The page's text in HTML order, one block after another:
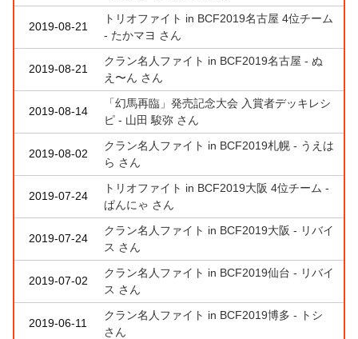
2019-08-21
トリオファイト in BCF2019名古屋 4位チーム
- たかマヨ さん
2019-08-21
クラン名人ファイト in BCF2019名古屋 - ぬ
え〜ん さん
2019-08-14
「幻馬再臨」発売記念大会 入賞者デッキレシ
ピ - 山田 駿弥 さん
2019-08-02
クラン名人ファイト in BCF2019札幌 - うえは
ら さん
2019-07-24
トリオファイト in BCF2019大阪 4位チーム -
ぱんにゃ さん
2019-07-24
クラン名人ファイト in BCF2019大阪 - リバイ
ス さん
2019-07-02
クラン名人ファイト in BCF2019仙台 - リバイ
ス さん
2019-06-11
クラン名人ファイト in BCF2019博多 - トシ
さん